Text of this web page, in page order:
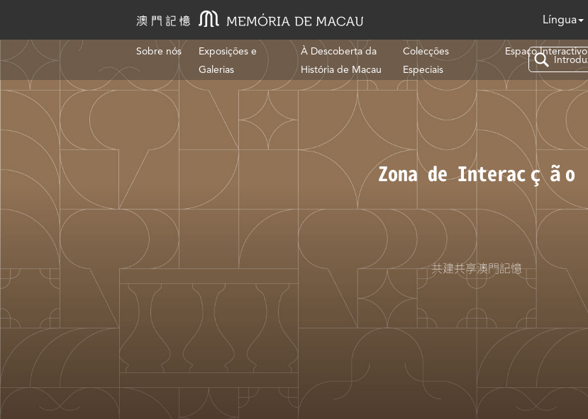
Língua
Sobre nós
Exposições e
Galerias
À Descoberta da
História de Macau
Colecções
Especiais
Espaço Interactivo
Zona de Interacção
共建共享澳門記憶